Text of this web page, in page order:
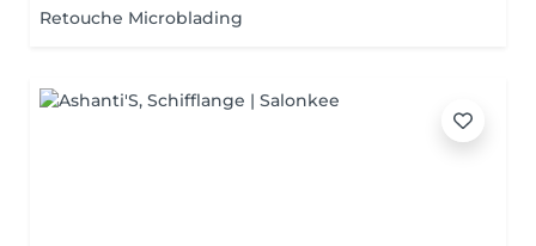
Retouche Microblading